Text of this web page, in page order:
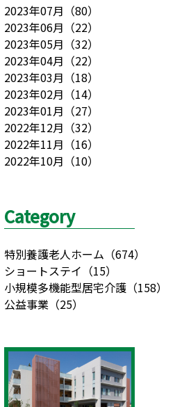
2023年07月 （80）
2023年06月 （22）
2023年05月 （32）
2023年04月 （22）
2023年03月 （18）
2023年02月 （14）
2023年01月 （27）
2022年12月 （32）
2022年11月 （16）
2022年10月 （10）
Category
特別養護老人ホーム （674）
ショートステイ （15）
小規模多機能型居宅介護 （158）
公益事業 （25）